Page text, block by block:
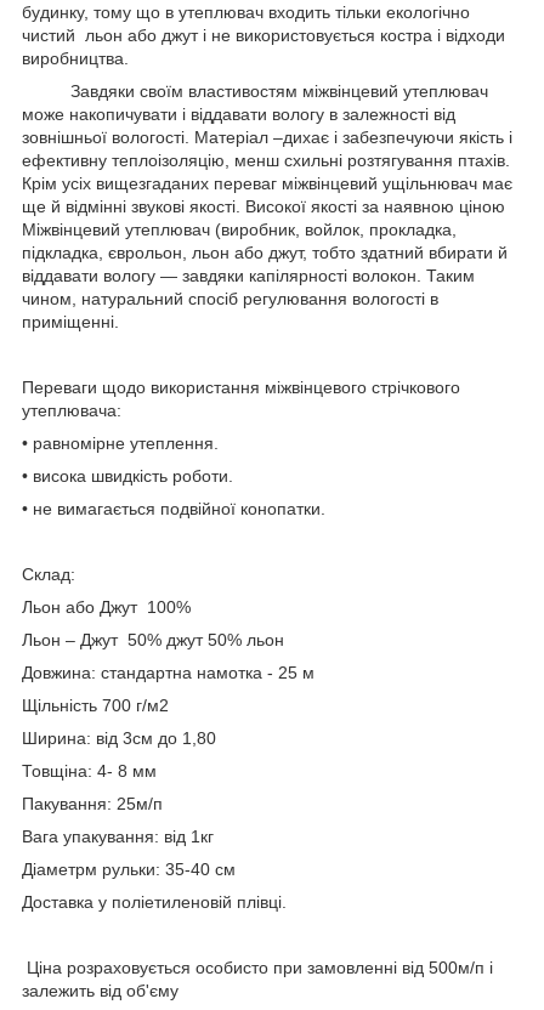
будинку, тому що в утеплювач входить тільки екологічно
чистий льон або джут і не використовується костра і відходи
виробництва.
Завдяки своїм властивостям міжвінцевий утеплювач
може накопичувати і віддавати вологу в залежності від
зовнішньої вологості. Матеріал –дихає і забезпечуючи якість і
ефективну теплоізоляцію, менш схильні розтягування птахів.
Крім усіх вищезгаданих переваг міжвінцевий ущільнювач має
ще й відмінні звукові якості. Високої якості за наявною ціною
Міжвінцевий утеплювач (виробник, войлок, прокладка,
підкладка, єврольон, льон або джут, тобто здатний вбирати й
віддавати вологу — завдяки капілярності волокон. Таким
чином, натуральний спосіб регулювання вологості в
приміщенні.
Переваги щодо використання міжвінцевого стрічкового
утеплювача:
• равномірне утеплення.
• висока швидкість роботи.
• не вимагається подвійної конопатки.
Склад:
Льон або Джут 100%
Льон – Джут 50% джут 50% льон
Довжина: стандартна намотка - 25 м
Щільність 700 г/м2
Ширина: від 3см до 1,80
Товщіна: 4- 8 мм
Пакування: 25м/п
Вага упакування: від 1кг
Діаметрм рульки: 35-40 см
Доставка у поліетиленовій плівці.
Ціна розраховується особисто при замовленні від 500м/п і
залежить від об'єму